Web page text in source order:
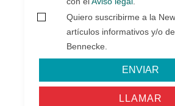
Quiero suscribirme a la
artículos informativos y/o
Bennecke.
ENVIAR
LLAMAR